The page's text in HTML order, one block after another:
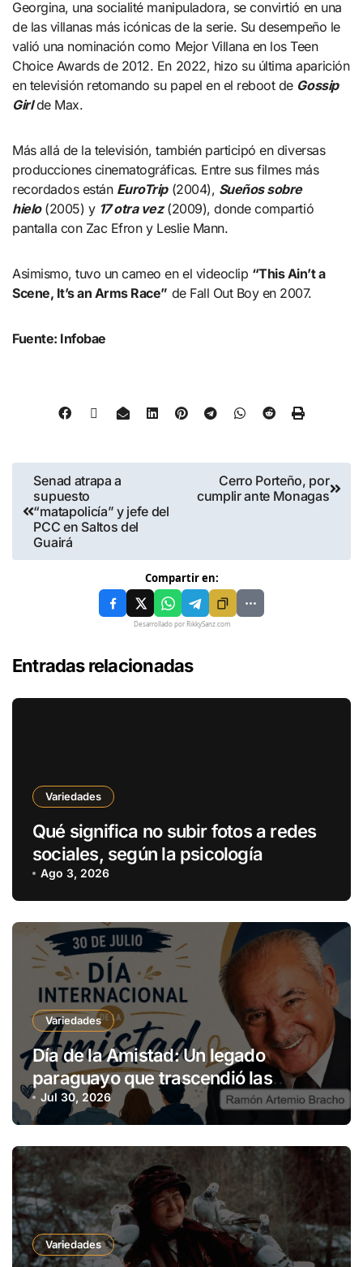
Georgina, una socialité manipuladora, se convirtió en una
de las villanas más icónicas de la serie. Su desempeño le
valió una nominación como Mejor Villana en los Teen
Choice Awards de 2012. En 2022, hizo su última aparición
en televisión retomando su papel en el reboot de Gossip
Girlde Max.
Más allá de la televisión, también participó en diversas
producciones cinematográficas. Entre sus filmes más
recordados están EuroTrip(2004), Sueños sobre
hielo(2005) y 17 otra vez(2009), donde compartió
pantalla con Zac Efron y Leslie Mann.
Asimismo, tuvo un cameo en el videoclip “This Ain’t a
Scene, It’s an Arms Race” de Fall Out Boy en 2007.
Fuente: Infobae
Senad atrapa a
supuesto
“matapolicía” y jefe del
PCC en Saltos del
Guairá
Cerro Porteño, por
cumplir ante Monagas
Compartir en:
Desarrollado por RikkySanz.com
Entradas relacionadas
Variedades
Qué significa no subir fotos a redes
sociales, según la psicología
Ago 3, 2026
Variedades
Día de la Amistad: Un legado
paraguayo que trascendió las
fronteras
Jul 30, 2026
Variedades